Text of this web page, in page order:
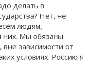
делать в
Нет, не
людям,
них. Мы обязаны
зависимости от
условиях. Россию я